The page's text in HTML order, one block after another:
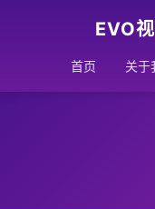
EVO
首页 关于